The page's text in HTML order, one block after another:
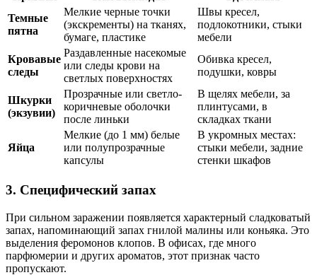
Темные
пятна
Мелкие черные точки
(экскременты) на тканях,
бумаге, пластике
Швы кресел,
подлокотники, стыки
мебели
Кровавые
следы
Раздавленные насекомые
или следы крови на
светлых поверхностях
Обивка кресел,
подушки, ковры
Шкурки
(экзувии)
Прозрачные или светло-
коричневые оболочки
после линьки
В щелях мебели, за
плинтусами, в
складках ткани
Яйца
Мелкие (до 1 мм) белые
или полупрозрачные
капсулы
В укромных местах:
стыки мебели, задние
стенки шкафов
3. Специфический запах
При сильном заражении появляется характерный сладковатый
запах, напоминающий запах гнилой малины или коньяка. Это
выделения феромонов клопов. В офисах, где много
парфюмерии и других ароматов, этот признак часто
пропускают.